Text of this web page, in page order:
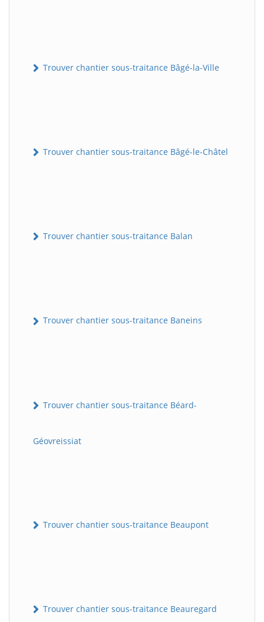
Trouver chantier sous-traitance Bâgé-la-Ville
Trouver chantier sous-traitance Bâgé-le-Châtel
Trouver chantier sous-traitance Balan
Trouver chantier sous-traitance Baneins
Trouver chantier sous-traitance Béard-
Géovreissiat
Trouver chantier sous-traitance Beaupont
Trouver chantier sous-traitance Beauregard